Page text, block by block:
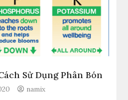
Sử Dụng Phân Bón
namix